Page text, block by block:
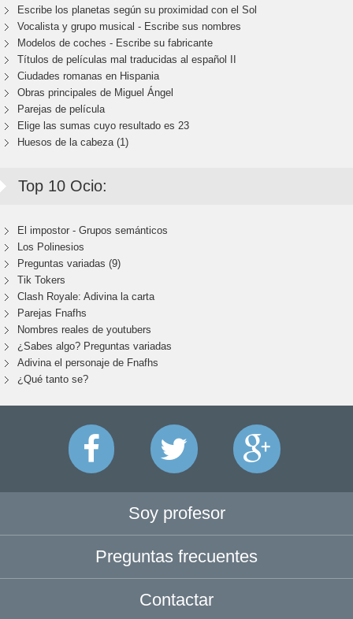
Escribe los planetas según su proximidad con el Sol
Vocalista y grupo musical - Escribe sus nombres
Modelos de coches - Escribe su fabricante
Títulos de películas mal traducidas al español II
Ciudades romanas en Hispania
Obras principales de Miguel Ángel
Parejas de película
Elige las sumas cuyo resultado es 23
Huesos de la cabeza (1)
Top 10 Ocio:
El impostor - Grupos semánticos
Los Polinesios
Preguntas variadas (9)
Tik Tokers
Clash Royale: Adivina la carta
Parejas Fnafhs
Nombres reales de youtubers
¿Sabes algo? Preguntas variadas
Adivina el personaje de Fnafhs
¿Qué tanto se?
Soy profesor
Preguntas frecuentes
Contactar